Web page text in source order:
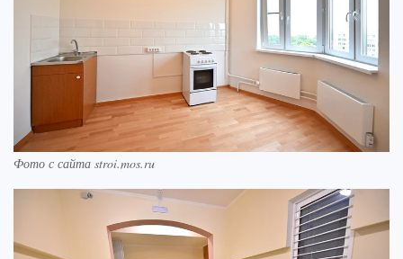
Фото с сайта stroi.mos.ru